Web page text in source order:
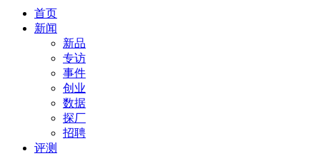
首页
新闻
新品
专访
事件
创业
数据
探厂
招聘
评测